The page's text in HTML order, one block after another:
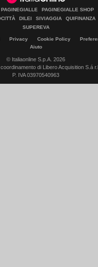
PAGINEGIALLE PAGINEGIALLE SHOP
DILEI SIVIAGGIA QUIFINANZA
SUPEREVA
Privacy Cookie Policy
Aiuto
© Italiaonline S.p.A. 2026
di Libero Acquisition S.á r.l.
P. IVA 03970540963